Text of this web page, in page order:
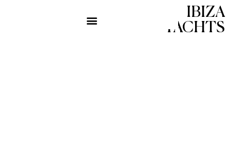
IBIZA
YACHTS